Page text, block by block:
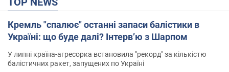
Кремль "спалює" останні запаси балістики в
Україні: що буде далі? Інтерв’ю з Шарпом
У липні країна-агресорка встановила "рекорд" за кількістю
балістичних ракет, запущених по Україні